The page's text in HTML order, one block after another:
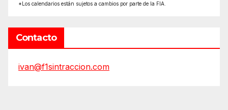
*Los calendarios están sujetos a cambios por parte de la FIA.
Contacto
ivan@f1sintraccion.com